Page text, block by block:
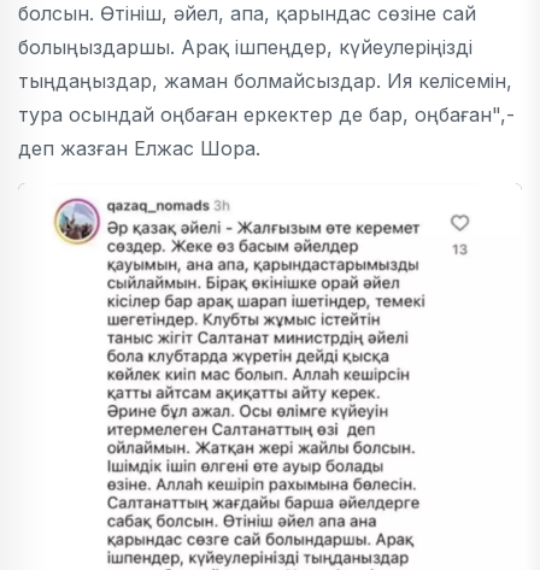
болсын. Өтініш, әйел, апа, қарындас сөзіне сай
болыңыздаршы. Арақ ішпеңдер, күйеулеріңізді
тыңдаңыздар, жаман болмайсыздар. Ия келісемін,
тура осындай оңбаған еркектер де бар, оңбаған",-
деп жазған Елжас Шора.